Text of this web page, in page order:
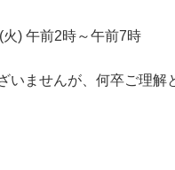
) 午前2時～午前7時
いませんが、何卒ご理解